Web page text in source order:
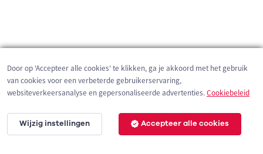
200 m
Door op 'Accepteer alle cookies' te klikken, ga je akkoord met het gebruik
van cookies voor een verbeterde gebruikerservaring,
websiteverkeersanalyse en gepersonaliseerde advertenties.Cookiebeleid
Wijzig instellingen Accepteer alle cookies